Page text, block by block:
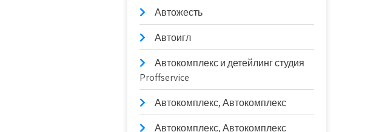
Автожесть
Автоигл
Автокомплекс и детейлинг студия
Proffservice
Автокомплекс, Автокомплекс
Автокомплекс, Автокомплекс